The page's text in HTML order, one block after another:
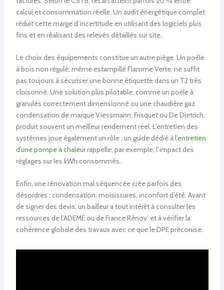
calcul et consommation réelle. Un audit énergétique complet
réduit cette marge d’incertitude en utilisant des logiciels plus
fins et en réalisant des relevés détaillés sur site.
Le choix des équipements constitue un autre piège. Un poêle
à bois non régulé, même estampillé Flamme Verte, ne suffit
pas toujours à sécuriser une bonne étiquette dans un T2 très
cloisonné. Une solution plus pilotable, comme un poêle à
granulés correctement dimensionné ou une chaudière gaz
condensation de marque Viessmann, Frisquet ou De Dietrich,
produit souvent un meilleur rendement réel. L’entretien des
systèmes joue également un rôle : un guide dédié àl’entretien
d’une pompe à chaleurrappelle, par exemple, l’impact des
réglages sur les kWh consommés.
Enfin, une rénovation mal séquencée crée parfois des
désordres : condensation, moisissures, inconfort d’été. Avant
de signer des devis, un bailleur a tout intérêt à consulter les
ressources de l’ADEME ou de France Rénov’ et à vérifier la
cohérence globale des travaux avec ce que le DPE préconise.